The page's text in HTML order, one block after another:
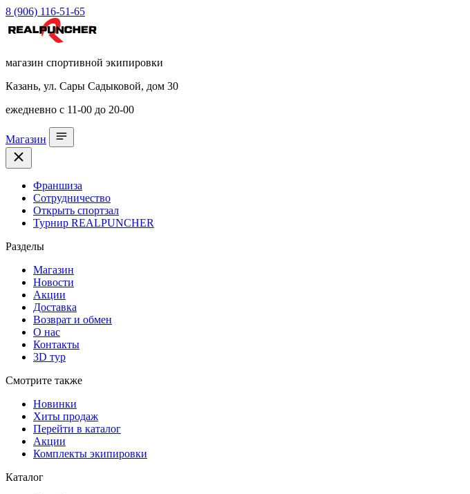
8 (906) 116-51-65
магазин спортивной экипировки
Казань, ул. Сары Садыковой, дом 30
ежедневно с 11-00 до 20-00
Магазин
Франшиза
Сотрудничество
Открыть спортзал
Турнир REALPUNCHER
Разделы
Магазин
Новости
Акции
Доставка
Возврат и обмен
О нас
Контакты
3D тур
Смотрите также
Новинки
Хиты продаж
Перейти в каталог
Акции
Комплекты экипировки
Каталог